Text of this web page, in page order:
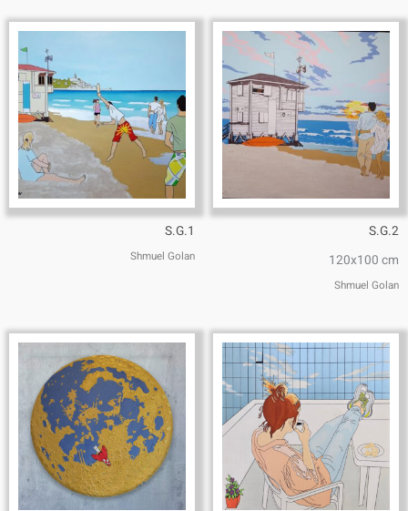
S.G.2
120x100 cm
Shmuel Golan
S.G.1
Shmuel Golan